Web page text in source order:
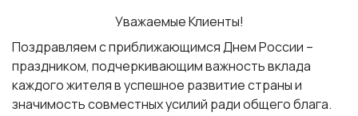
Уважаемые Клиенты!
Поздравляем с приближающимся Днем России –
праздником, подчеркивающим важность вклада
каждого жителя в успешное развитие страны и
значимость совместных усилий ради общего блага.